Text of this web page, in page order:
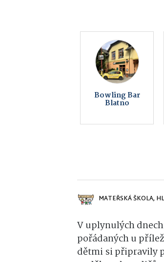
Keltský
skanzen
MATEŘSKÁ ŠKOLA,
V uplynulých
pořádaných u
dětmi si připravily